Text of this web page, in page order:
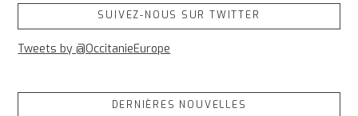
SUIVEZ-NOUS SUR TWITTER
Tweets by @OccitanieEurope
DERNIÈRES NOUVELLES